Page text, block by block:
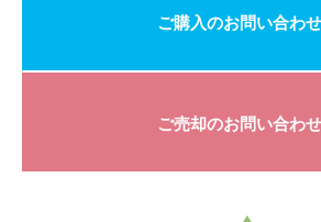
ご購入のお問い合わせ
ご売却のお問い合わせ